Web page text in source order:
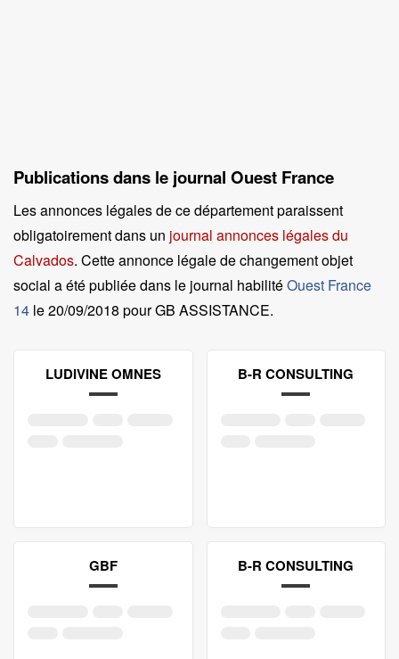
Publications dans le journal Ouest France
Les annonces légales de ce département paraissent
obligatoirement dans un journal annonces légales du
Calvados. Cette annonce légale de changement objet
social a été publiée dans le journal habilitéOuest France
14 le20/09/2018 pour GB ASSISTANCE.
LUDIVINE OMNES B-R CONSULTING
GBF B-R CONSULTING